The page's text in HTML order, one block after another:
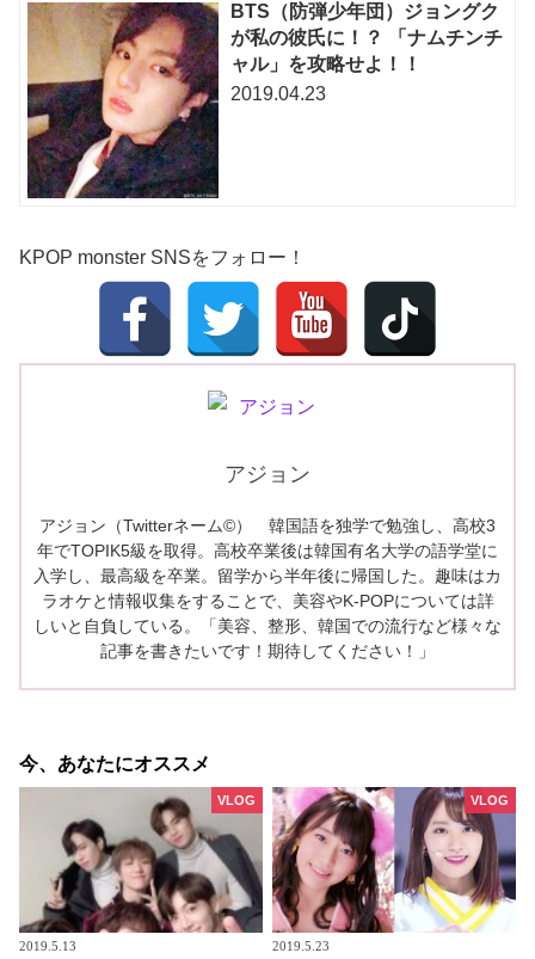
BTS（防弾少年団）ジョングク
が私の彼氏に！？ 「ナムチンチ
ャル」を攻略せよ！！
2019.04.23
KPOP monster SNSをフォロー！
アジョン
アジョン（Twitterネーム©） 韓国語を独学で勉強し、高校3
年でTOPIK5級を取得。高校卒業後は韓国有名大学の語学堂に
入学し、最高級を卒業。留学から半年後に帰国した。趣味はカ
ラオケと情報収集をすることで、美容やK-POPについては詳
しいと自負している。「美容、整形、韓国での流行など様々な
記事を書きたいです！期待してください！」
今、あなたにオススメ
2019.5.13
VLOG
2019.5.23
VLOG